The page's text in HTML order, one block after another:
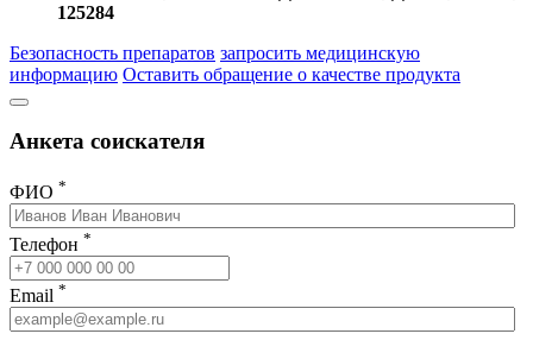
125284
Безопасность препаратов запросить медицинскую
информацию Оставить обращение о качестве продукта
Анкета соискателя
ФИО *
Телефон *
Email *